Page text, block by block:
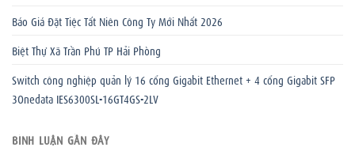
Báo Giá Đặt Tiệc Tất Niên Công Ty Mới Nhất 2026
Biệt Thự Xã Trần Phú TP Hải Phòng
Switch công nghiệp quản lý 16 cổng Gigabit Ethernet + 4 cổng Gigabit SFP
3Onedata IES6300SL-16GT4GS-2LV
BÌNH LUẬN GẦN ĐÂY